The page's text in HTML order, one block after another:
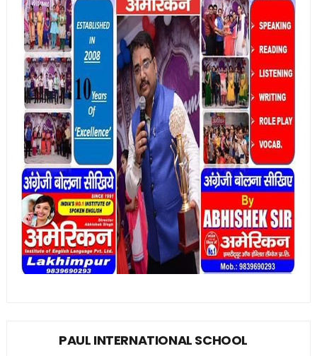
PAUL INTERNATIONAL SCHOOL